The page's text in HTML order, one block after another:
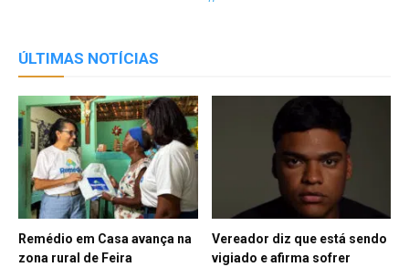
ÚLTIMAS NOTÍCIAS
Remédio em Casa avança na
zona rural de Feira
Vereador diz que está sendo
vigiado e afirma sofrer